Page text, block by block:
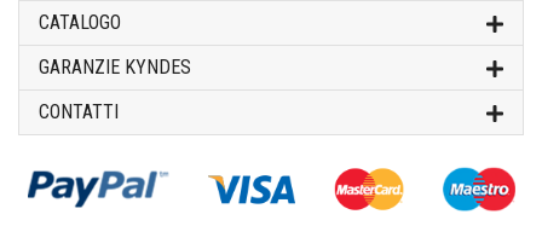
CATALOGO
GARANZIE KYNDES
CONTATTI